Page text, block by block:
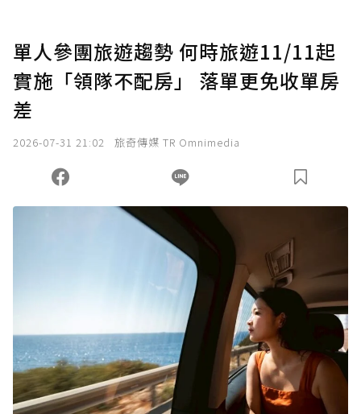
確認送出
您當前剩餘 U 利點數：0點；前往 購買點數
單人參團旅遊趨勢 何時旅遊11/11起
實施「領隊不配房」 落單更免收單房
差
2026-07-31 21:02 旅奇傳媒 TR Omnimedia